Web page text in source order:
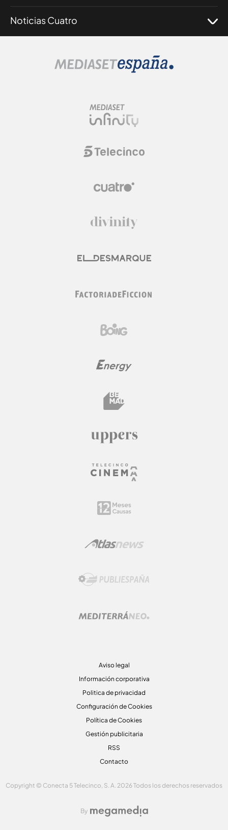
Noticias Cuatro
Aviso legal
Información corporativa
Politica de privacidad
Configuración de Cookies
Política de Cookies
Gestión publicitaria
RSS
Contacto
Copyright © Conecta 5 Telecinco, S. A. 2026 Todos los derechos reservados
By